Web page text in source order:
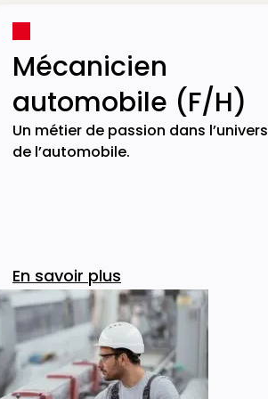
Mécanicien
automobile (F/H)
Un métier de passion dans l’univers
de l’automobile.
En savoir plus